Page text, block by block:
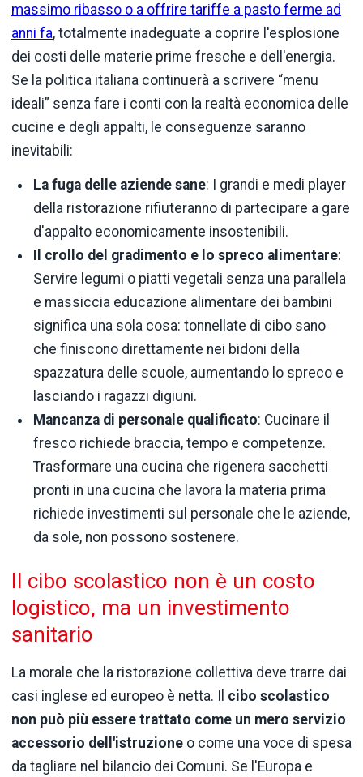
massimo ribasso o a offrire tariffe a pasto ferme ad
anni fa, totalmente inadeguate a coprire l'esplosione
dei costi delle materie prime fresche e dell'energia.
Se la politica italiana continuerà a scrivere “menu
ideali” senza fare i conti con la realtà economica delle
cucine e degli appalti, le conseguenze saranno
inevitabili:
La fuga delle aziende sane: I grandi e medi player
della ristorazione rifiuteranno di partecipare a gare
d'appalto economicamente insostenibili.
Il crollo del gradimento e lo spreco alimentare:
Servire legumi o piatti vegetali senza una parallela
e massiccia educazione alimentare dei bambini
significa una sola cosa: tonnellate di cibo sano
che finiscono direttamente nei bidoni della
spazzatura delle scuole, aumentando lo spreco e
lasciando i ragazzi digiuni.
Mancanza di personale qualificato: Cucinare il
fresco richiede braccia, tempo e competenze.
Trasformare una cucina che rigenera sacchetti
pronti in una cucina che lavora la materia prima
richiede investimenti sul personale che le aziende,
da sole, non possono sostenere.
Il cibo scolastico non è un costo
logistico, ma un investimento
sanitario
La morale che la ristorazione collettiva deve trarre dai
casi inglese ed europeo è netta. Il cibo scolastico
non può più essere trattato come un mero servizio
accessorio dell'istruzione o come una voce di spesa
da tagliare nel bilancio dei Comuni. Se l'Europa e